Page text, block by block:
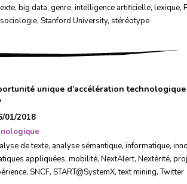
, big data, genre, intelligence artificielle, lexique,
sociologie, Stanford University, stéréotype
unique d’accélération
01/2018
de texte, analyse sémantique, informatique,
appliquées, mobilité, NextAlert, Nextérité,
, SNCF, START@SystemX,text mining,Twitter